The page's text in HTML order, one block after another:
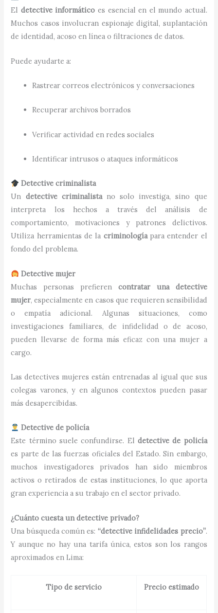
El detective informático es esencial en el mundo actual.
Muchos casos involucran espionaje digital, suplantación
de identidad, acoso en línea o filtraciones de datos.
Puede ayudarte a:
Rastrear correos electrónicos y conversaciones
Recuperar archivos borrados
Verificar actividad en redes sociales
Identificar intrusos o ataques informáticos
Detective criminalista
Un detective criminalistano solo investiga, sino que
interpreta los hechos a través del análisis de
comportamiento, motivaciones y patrones delictivos.
Utiliza herramientas de la criminologíapara entender el
fondo del problema.
Detective mujer
Muchas personas prefieren contratar una detective
mujer, especialmente en casos que requieren sensibilidad
o empatía adicional. Algunas situaciones, como
investigaciones familiares, de infidelidad o de acoso,
pueden llevarse de forma más eficaz con una mujer a
cargo.
Las detectives mujeres están entrenadas al igual que sus
colegas varones, y en algunos contextos pueden pasar
más desapercibidas.
Detective de policía
Este término suele confundirse. El detective de policía
es parte de las fuerzas oficiales del Estado. Sin embargo,
muchos investigadores privados han sido miembros
activos o retirados de estas instituciones, lo que aporta
gran experiencia a su trabajo en el sector privado.
¿Cuánto cuesta un detective privado?
Una búsqueda común es: “detective infidelidades precio”.
Y aunque no hay una tarifa única, estos son los rangos
aproximados en Lima:
Tipo de servicio Precio estimado